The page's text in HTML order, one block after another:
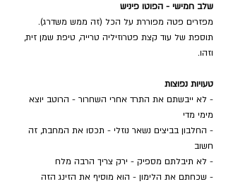
שלב חמישי - הפוטו פיניש
מפזרים פטה מפוררת על הכל (זה ממש משדרג).
תוספת של עוד קצת פטרוזיליה טרייה, טיפת שמן זית,
וזהו.
טעויות נפוצות
- לא ייבשתם את התרד אחרי השחרור - הרוטב יוצא
מימי מדי
- החלבון בביצים נשאר נוזלי - תכסו את המחבת, זה
חשוב
- לא תיבלתם מספיק - ירק צריך הרבה מלח
- שכחתם את הלימון - הוא מוסיף את הזינג הזה